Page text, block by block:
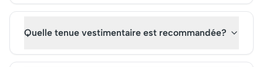
Quelle tenue vestimentaire est recommandée?